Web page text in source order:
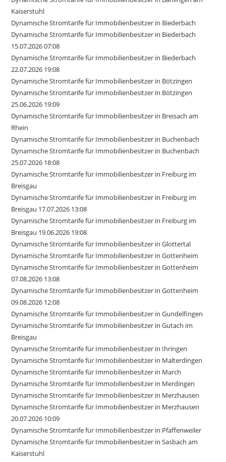
Kaiserstuhl
Dynamische Stromtarife für Immobilienbesitzer in Biederbach
Dynamische Stromtarife für Immobilienbesitzer in Biederbach
15.07.2026 07:08
Dynamische Stromtarife für Immobilienbesitzer in Biederbach
22.07.2026 19:08
Dynamische Stromtarife für Immobilienbesitzer in Bötzingen
Dynamische Stromtarife für Immobilienbesitzer in Bötzingen
25.06.2026 19:09
Dynamische Stromtarife für Immobilienbesitzer in Breisach am
Rhein
Dynamische Stromtarife für Immobilienbesitzer in Buchenbach
Dynamische Stromtarife für Immobilienbesitzer in Buchenbach
25.07.2026 18:08
Dynamische Stromtarife für Immobilienbesitzer in Freiburg im
Breisgau
Dynamische Stromtarife für Immobilienbesitzer in Freiburg im
Breisgau 17.07.2026 13:08
Dynamische Stromtarife für Immobilienbesitzer in Freiburg im
Breisgau 19.06.2026 19:08
Dynamische Stromtarife für Immobilienbesitzer in Glottertal
Dynamische Stromtarife für Immobilienbesitzer in Gottenheim
Dynamische Stromtarife für Immobilienbesitzer in Gottenheim
07.08.2026 13:08
Dynamische Stromtarife für Immobilienbesitzer in Gottenheim
09.08.2026 12:08
Dynamische Stromtarife für Immobilienbesitzer in Gundelfingen
Dynamische Stromtarife für Immobilienbesitzer in Gutach im
Breisgau
Dynamische Stromtarife für Immobilienbesitzer in Ihringen
Dynamische Stromtarife für Immobilienbesitzer in Malterdingen
Dynamische Stromtarife für Immobilienbesitzer in March
Dynamische Stromtarife für Immobilienbesitzer in Merdingen
Dynamische Stromtarife für Immobilienbesitzer in Merzhausen
Dynamische Stromtarife für Immobilienbesitzer in Merzhausen
20.07.2026 10:09
Dynamische Stromtarife für Immobilienbesitzer in Pfaffenweiler
Dynamische Stromtarife für Immobilienbesitzer in Sasbach am
Kaiserstuhl